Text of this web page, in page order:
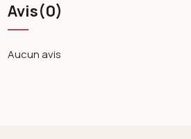
Avis(0)
Aucun avis